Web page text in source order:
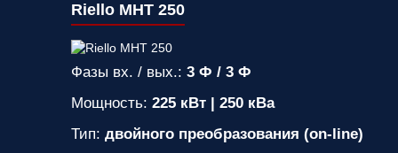
Riello MHT 250
Фазы вх. / вых.:3 Ф / 3 Ф
Мощность:225 кВт | 250 кВа
Тип:двойного преобразования (on-line)